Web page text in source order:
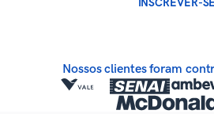
INSCREVER-SE
Nossos clientes foram